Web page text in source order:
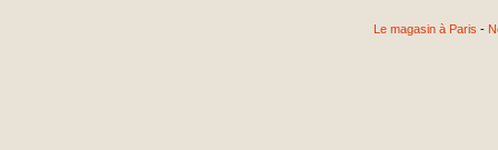
Le magasin à Paris -